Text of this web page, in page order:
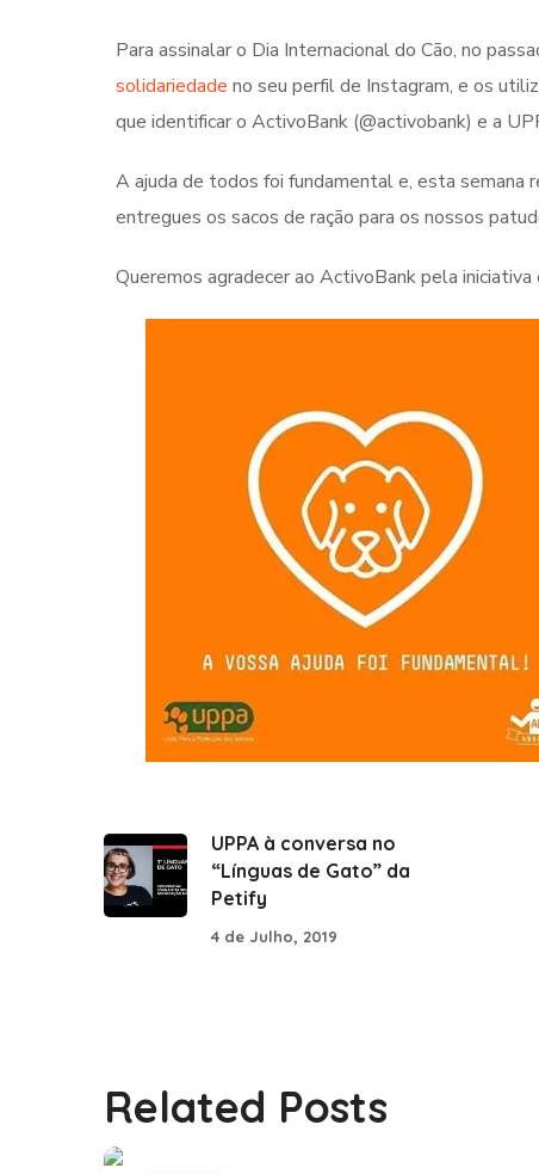
Para assinalar o Dia Internacional do Cão, no
solidariedade no seu perfil de Instagram, e os
que identificar o ActivoBank (@activobank) e a
A ajuda de todos foi fundamental e, esta semana
entregues os sacos de ração para os nossos
Queremos agradecer ao ActivoBank pela
UPPA à conversa no
“Línguas de Gato” da
Petify
4 de Julho, 2019
Related Posts